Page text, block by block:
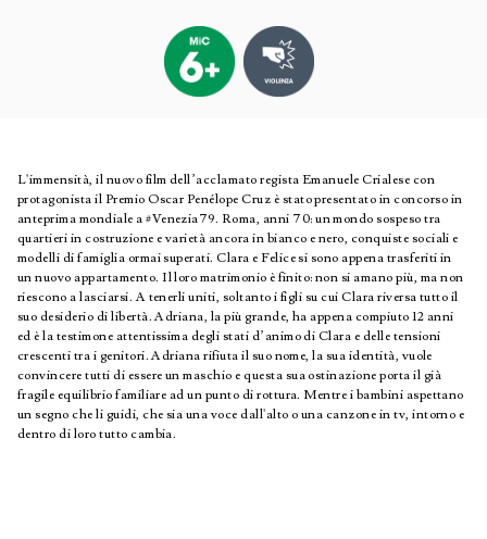
L'immensità, il nuovo film dell’acclamato regista Emanuele Crialese con
protagonista il Premio Oscar Penélope Cruz è stato presentato in concorso in
anteprima mondiale a #Venezia79. Roma, anni 70: un mondo sospeso tra
quartieri in costruzione e varietà ancora in bianco e nero, conquiste sociali e
modelli di famiglia ormai superati. Clara e Felice si sono appena trasferiti in
un nuovo appartamento. Il loro matrimonio è finito: non si amano più, ma non
riescono a lasciarsi. A tenerli uniti, soltanto i figli su cui Clara riversa tutto il
suo desiderio di libertà. Adriana, la più grande, ha appena compiuto 12 anni
ed è la testimone attentissima degli stati d’animo di Clara e delle tensioni
crescenti tra i genitori. Adriana rifiuta il suo nome, la sua identità, vuole
convincere tutti di essere un maschio e questa sua ostinazione porta il già
fragile equilibrio familiare ad un punto di rottura. Mentre i bambini aspettano
un segno che li guidi, che sia una voce dall'alto o una canzone in tv, intorno e
dentro di loro tutto cambia.